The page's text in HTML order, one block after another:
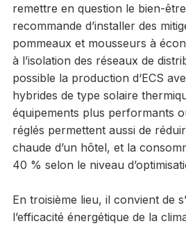
remettre en question le bien-
recommande d’installer des
pommeaux et mousseurs à
à l’isolation des réseaux de
possible la production d‘ECS
hybrides de type solaire
équipements plus performants
réglés permettent aussi de
chaude d’un hôtel, et la
40 % selon le niveau
En troisième lieu, il convient de
l’efficacité énergétique de la